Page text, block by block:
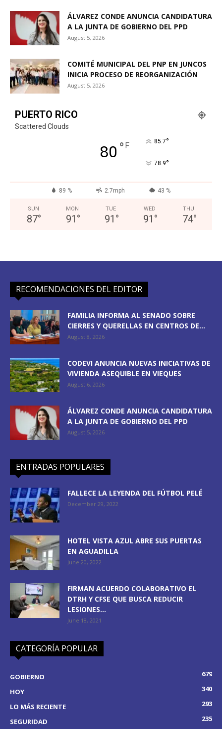
ÁLVAREZ CONDE ANUNCIA CANDIDATURA
A LA JUNTA DE GOBIERNO DEL PPD
August 5, 2026
COMITÉ MUNICIPAL DEL PNP EN JUNCOS
INICIA PROCESO DE REORGANIZACIÓN
August 5, 2026
PUERTO RICO
Scattered Clouds
80 ° F 85.7°
78.9°
89 % 2.7mph 43 %
SUN
87°
MON
91 °
TUE
91 °
WED
91 °
THU
74°
RECOMENDACIONES DEL EDITOR
FAMILIA INFORMA AL SENADO SOBRE
CIERRES Y QUERELLAS EN CENTROS DE...
August 8, 2026
CODEVI ANUNCIA NUEVAS INICIATIVAS DE
VIVIENDA ASEQUIBLE EN VIEQUES
August 6, 2026
ÁLVAREZ CONDE ANUNCIA CANDIDATURA
A LA JUNTA DE GOBIERNO DEL PPD
August 5, 2026
ENTRADAS POPULARES
FALLECE LA LEYENDA DEL FÚTBOL PELÉ
December 29, 2022
HOTEL VISTA AZUL ABRE SUS PUERTAS
EN AGUADILLA
June 20, 2022
FIRMAN ACUERDO COLABORATIVO EL
DTRH Y CFSE QUE BUSCA REDUCIR
LESIONES...
June 18, 2021
CATEGORÍA POPULAR
GOBIERNO
679
HOY
340
LO MÁS RECIENTE
293
SEGURIDAD
235